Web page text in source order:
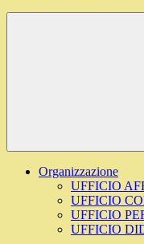
Organizzazione
UFFICIO
UFFICIO
UFFICIO
UFFICIO